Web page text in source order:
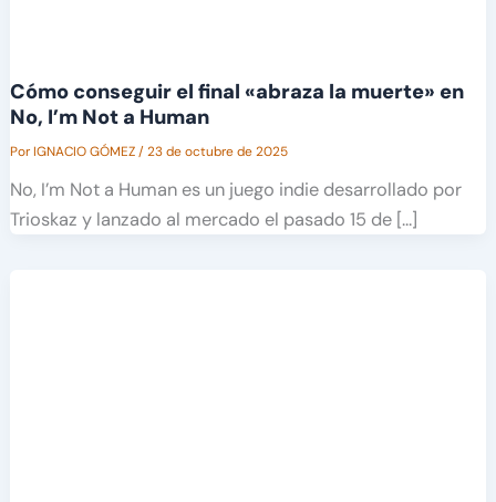
Cómo conseguir el final «abraza la muerte» en
No, I’m Not a Human
PorIGNACIO GÓMEZ/23 de octubre de 2025
No, I’m Not a Human es un juego indie desarrollado por
Trioskaz y lanzado al mercado el pasado 15 de […]